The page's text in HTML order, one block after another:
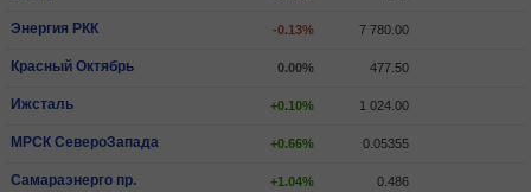
Энергия РКК -0.13% 7 780.00
Красный Октябрь 0.00% 477.50
Ижсталь +0.10% 1 024.00
МРСК СевероЗапада +0.66% 0.05355
Самараэнерго пр. +1.04% 0.486